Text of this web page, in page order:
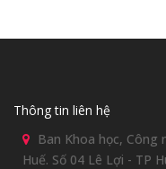
Thông tin liên hệ
Ban Khoa học, Công
Huế. Số 04 Lê Lợi - TP